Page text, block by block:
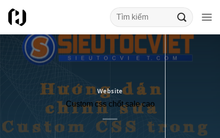
qua
nội
Website
Custom css chốt sale cao